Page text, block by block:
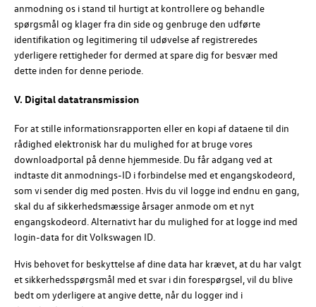
anmodning os i stand til hurtigt at kontrollere og behandle
spørgsmål og klager fra din side og genbruge den udførte
identifikation og legitimering til udøvelse af registreredes
yderligere rettigheder for dermed at spare dig for besvær med
dette inden for denne periode.
V. Digital datatransmission
For at stille informationsrapporten eller en kopi af dataene til din
rådighed elektronisk har du mulighed for at bruge vores
downloadportal på denne hjemmeside. Du får adgang ved at
indtaste dit anmodnings-ID i forbindelse med et engangskodeord,
som vi sender dig med posten. Hvis du vil logge ind endnu en gang,
skal du af sikkerhedsmæssige årsager anmode om et nyt
engangskodeord. Alternativt har du mulighed for at logge ind med
login-data for ditVolkswagen ID.
Hvis behovet for beskyttelse af dine data har krævet, at du har valgt
et sikkerhedsspørgsmål med et svar i din forespørgsel, vil du blive
bedt om yderligere at angive dette, når du logger ind i